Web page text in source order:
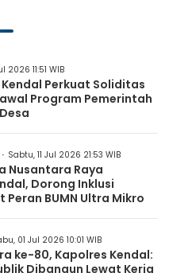
2026 11:51 WIB
Perkuat Soliditas
Program Pemerintah
Sabtu, 11 Jul 2026 21:53 WIB
Nusantara Raya
Dorong Inklusi
Peran BUMN Ultra Mikro
01 Jul 2026 10:01 WIB
ke-80, Kapolres Kendal:
Dibangun Lewat Kerja